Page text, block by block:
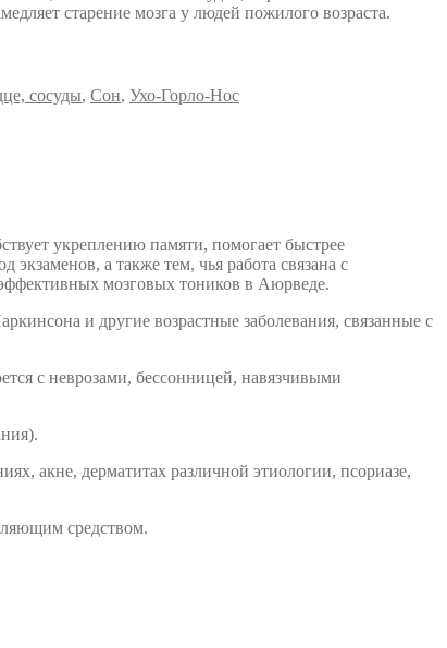
старение мозга у людей пожилого возраста.
сосуды, Сон, Ухо-Горло-Нос
укреплению памяти, помогает быстрее
а также тем, чья работа связана с
мозговых тоников в Аюрведе.
и другие возрастные заболевания, связанные с
с неврозами, бессонницей, навязчивыми
акне, дерматитах различной этиологии, псориазе,
средством.